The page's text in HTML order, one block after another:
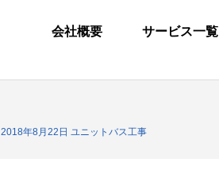
会社概要 サービス一覧
2018年8月22日 ユニットバス工事